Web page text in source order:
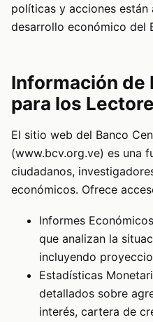
políticas y acciones están
desarrollo económico del
Información de
para los
El sitio web del Banco
(www.bcv.org.ve) es una
ciudadanos,
económicos. Ofrece
Informes
que analizan la
incluyendo
Estadísticas
detallados sobre
interés, cartera de